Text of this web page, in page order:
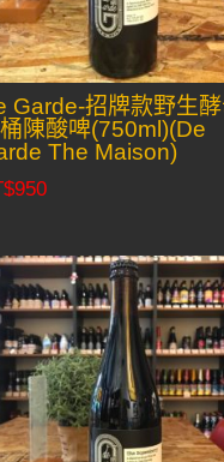
Garde-招牌款野生
陳酸啤(750ml)(De
The Maison)
950